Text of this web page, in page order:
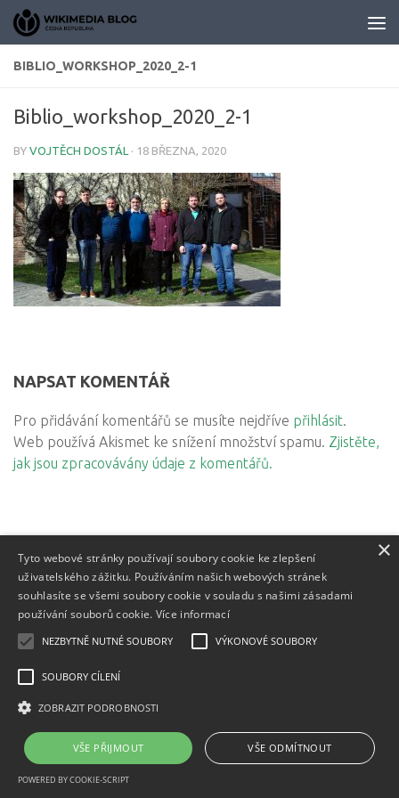
Skip to content
BIBLIO_WORKSHOP_2020_2-1
Biblio_workshop_2020_2-1
BY VOJTĚCH DOSTÁL · 18 BŘEZNA, 2020
NAPSAT KOMENTÁŘ
Pro přidávání komentářů se musíte nejdříve přihlásit.
Web používá Akismet ke snížení množství spamu. Zjistěte,
jak jsou zpracovávány údaje z komentářů.
Textový obsah je zveřejněn pod licencíCreative Commons BY
uvedeny u těchto materiálů.
Powered by
×
Tyto webové stránky používají soubory cookie ke zlepšení
uživatelského zážitku. Používáním našich webových stránek
souhlasíte se všemi soubory cookie v souladu s našimi zásadami
používání souborů cookie. Více informací
NEZBYTNĚ NUTNÉ SOUBORY VÝKONOVÉ SOUBORY
SOUBORY CÍLENÍ
ZOBRAZIT PODROBNOSTI
VŠE PŘIJMOUT VŠE ODMÍTNOUT
POWERED BY COOKIE-SCRIPT